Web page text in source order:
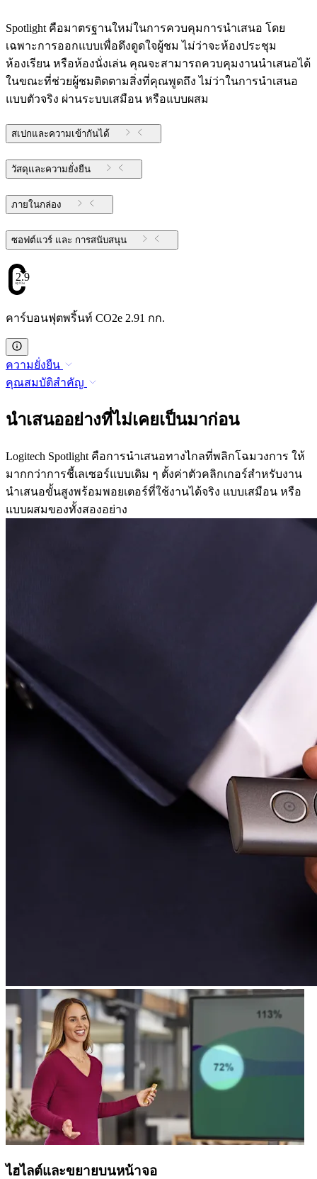
Spotlight คือมาตรฐานใหม่ในการควบคุมการนำเสนอ โดย
เฉพาะการออกแบบเพื่อดึงดูดใจผู้ชม ไม่ว่าจะห้องประชุม
ห้องเรียน หรือห้องนั่งเล่น คุณจะสามารถควบคุมงานนำเสนอได้
ในขณะที่ช่วยผู้ชมติดตามสิ่งที่คุณพูดถึง ไม่ว่าในการนำเสนอ
แบบตัวจริง ผ่านระบบเสมือน หรือแบบผสม
สเปกและความเข้ากันได้
วัสดุและความยั่งยืน
ภายในกล่อง
ซอฟต์แวร์ และ การสนับสนุน
2.91
คาร์บอนฟุตพริ้นท์ CO2e 2.91 กก.
ความยั่งยืน
คุณสมบัติสำคัญ
นำเสนออย่างที่ไม่เคยเป็นมาก่อน
Logitech Spotlight คือการนำเสนอทางไกลที่พลิกโฉมวงการ ให้
มากกว่าการชี้เลเซอร์แบบเดิม ๆ ตั้งค่าตัวคลิกเกอร์สำหรับงาน
นำเสนอขั้นสูงพร้อมพอยเตอร์ที่ใช้งานได้จริง แบบเสมือน หรือ
แบบผสมของทั้งสองอย่าง
ไฮไลต์และขยายบนหน้าจอ